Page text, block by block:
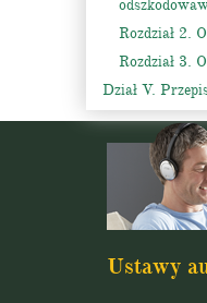
Rozdział 2.
Rozdział 3.
Dział V.
Ustawy